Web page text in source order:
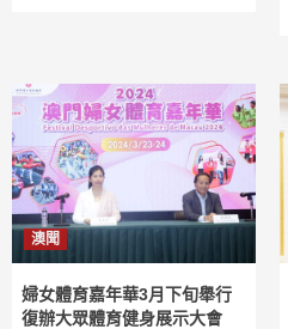
澳聞
婦女體育嘉年華3月下旬舉行
復辦大眾體育健身展示大會